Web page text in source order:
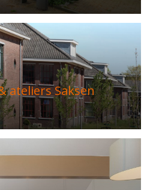
ateliers Saksen